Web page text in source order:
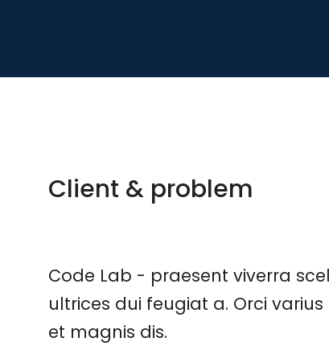
Client & problem
Code Lab - praesent viverra
ultrices dui feugiat a. Orci
et magnis dis.